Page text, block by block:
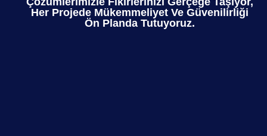
Her Projede Mükemmeliyet Ve Güvenilirliği
Ön Planda Tutuyoruz.